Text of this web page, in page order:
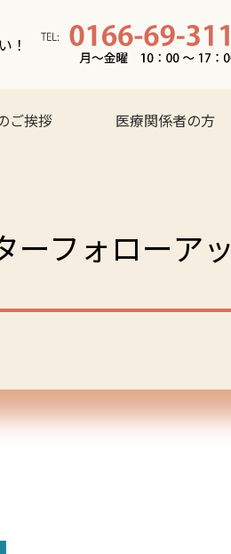
！
ご挨拶 医療関係者の方
ーフォローアッ